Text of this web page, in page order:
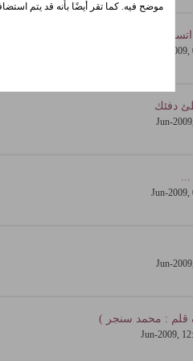
اتسول العواطف
دفئك
...
قلم : محمد سنجر )
موضح فيه. كما تقر أيضًا بأنه قد يتم